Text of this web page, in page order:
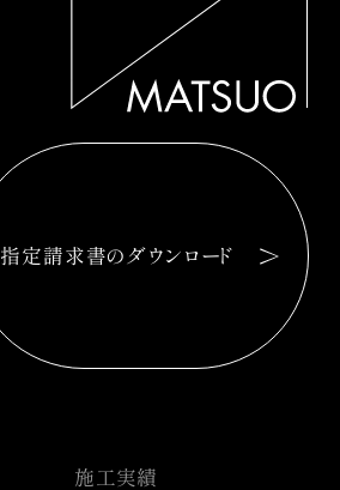
指定請求書のダウンロード
施工実績